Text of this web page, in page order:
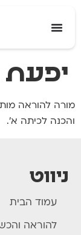
יפעת
מורה להוראה
והכנה לכיתה א'.
ניווט
עמוד הבית
להוראה